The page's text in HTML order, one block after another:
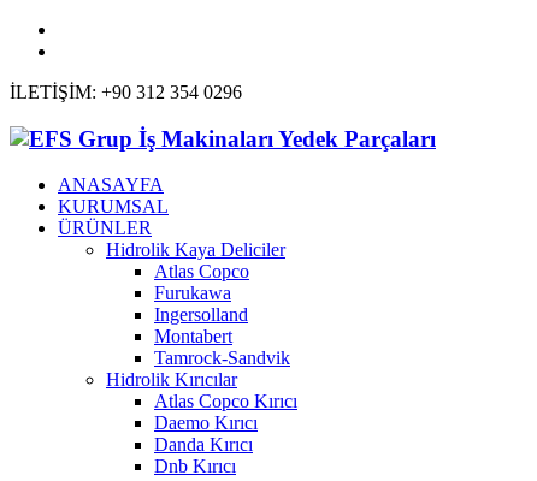
İLETİŞİM: +90 312 354 0296
ANASAYFA
KURUMSAL
ÜRÜNLER
Hidrolik Kaya Deliciler
Atlas Copco
Furukawa
Ingersolland
Montabert
Tamrock-Sandvik
Hidrolik Kırıcılar
Atlas Copco Kırıcı
Daemo Kırıcı
Danda Kırıcı
Dnb Kırıcı